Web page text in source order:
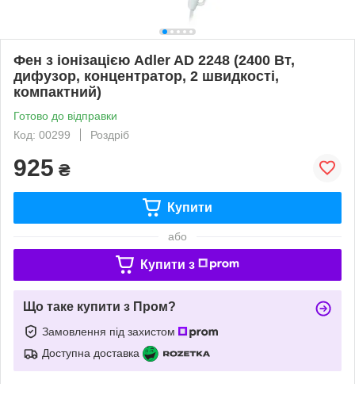
Фен з іонізацією Adler AD 2248 (2400 Вт,
дифузор, концентратор, 2 швидкості,
компактний)
Готово до відправки
Код: 00299
Роздріб
925 ₴
Купити
або
Купити з
Що таке купити з Пром?
Замовлення під захистом
Доступна доставка